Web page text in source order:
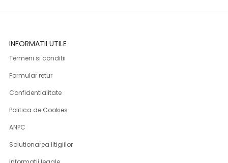
INFORMATII UTILE
Termeni si conditii
Formular retur
Confidentialitate
Politica de Cookies
ANPC
Solutionarea litigiilor